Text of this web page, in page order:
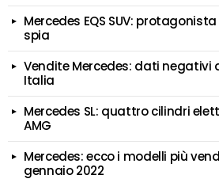
Mercedes EQS SUV:
spia
Vendite Mercedes: dati negativi
Italia
Mercedes SL: quattro cilindri
AMG
Mercedes: ecco i modelli più
gennaio 2022